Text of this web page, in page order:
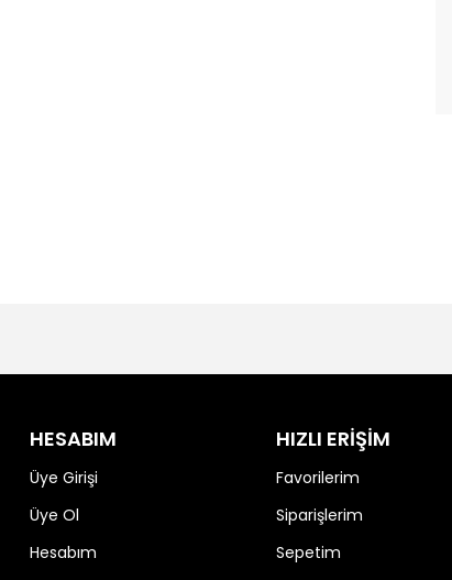
HESABIM
Üye Girişi
Üye Ol
Hesabım
HIZLI ERİŞİM
Favorilerim
Siparişlerim
Sepetim